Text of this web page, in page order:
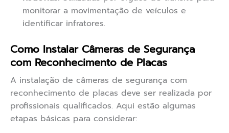
monitorar a movimentação de veículos e
identificar infratores.
Como Instalar Câmeras de Segurança
com Reconhecimento de Placas
A instalação de câmeras de segurança com
reconhecimento de placas deve ser realizada por
profissionais qualificados. Aqui estão algumas
etapas básicas para considerar: